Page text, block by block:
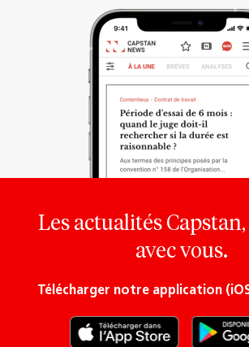
Les actualités
avec vous.
Télécharger notre application